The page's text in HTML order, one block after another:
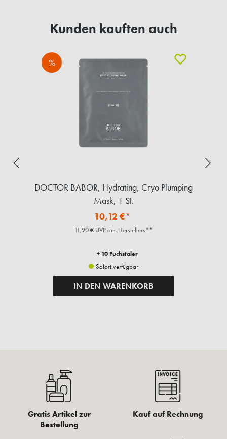
Kunden kauften auch
%
DOCTOR BABOR, Hydrating, Cryo Plumping
Mask, 1 St.
10,12 €*
11,90 € UVP des Herstellers**
+ 10 Fuchstaler
Sofort verfügbar
IN DEN WARENKORB
Gratis Artikel zur
Bestellung
Kauf auf Rechnung